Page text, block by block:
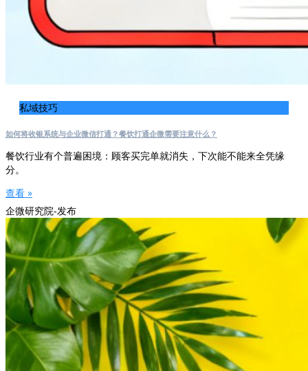
私域技巧
如何将收银系统与企业微信打通？餐饮打通企微需要注意什么？
餐饮行业有个普遍困境：顾客买完单就消失，下次能不能来全凭缘
分。
查看 »
企微研究院-发布